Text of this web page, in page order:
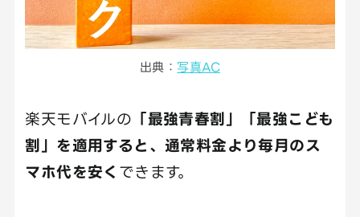
出典：写真AC
楽天モバイルの 「最強青春割」「最強こども
割」を適用すると、通常料金より毎月のス
マホ代を安く できます。